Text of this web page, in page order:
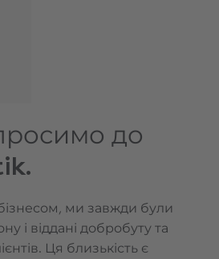
до
ми завжди були
і віддані добробуту та
Ця близькість є